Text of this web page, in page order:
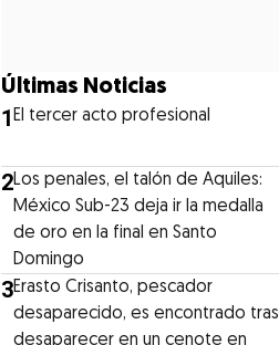
Últimas Noticias
1El tercer acto profesional
2Los penales, el talón de Aquiles:
México Sub-23 deja ir la medalla
de oro en la final en Santo
Domingo
3Erasto Crisanto, pescador
desaparecido, es encontrado tras
desaparecer en un cenote en